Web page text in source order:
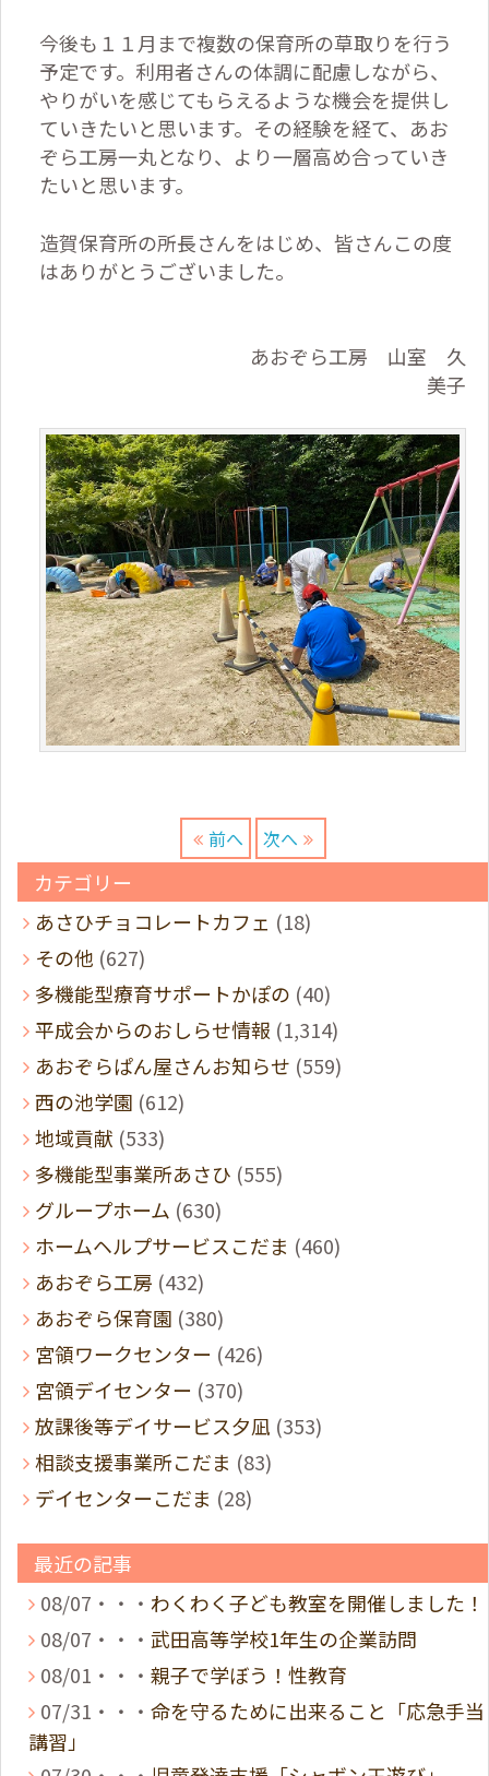
今後も１１月まで複数の保育所の草取りを行う
予定です。利用者さんの体調に配慮しながら、
やりがいを感じてもらえるような機会を提供し
ていきたいと思います。その経験を経て、あお
ぞら工房一丸となり、より一層高め合っていき
たいと思います。
造賀保育所の所長さんをはじめ、皆さんこの度
はありがとうございました。
あおぞら工房 山室 久
美子
前へ 次へ
カテゴリー
あさひチョコレートカフェ (18)
その他 (627)
多機能型療育サポートかぽの (40)
平成会からのおしらせ情報 (1,314)
あおぞらぱん屋さんお知らせ (559)
西の池学園 (612)
地域貢献 (533)
多機能型事業所あさひ (555)
グループホーム (630)
ホームヘルプサービスこだま (460)
あおぞら工房 (432)
あおぞら保育園 (380)
宮領ワークセンター (426)
宮領デイセンター (370)
放課後等デイサービス夕凪 (353)
相談支援事業所こだま (83)
デイセンターこだま (28)
最近の記事
08/07・・・ わくわく子ども教室を開催しました！
08/07・・・ 武田高等学校1年生の企業訪問
08/01・・・ 親子で学ぼう！性教育
07/31・・・ 命を守るために出来ること「応急手当
講習」